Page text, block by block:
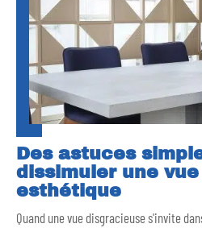
Des astuces
dissimuler une
esthétique
Quand une vue disgracieuse s'invite